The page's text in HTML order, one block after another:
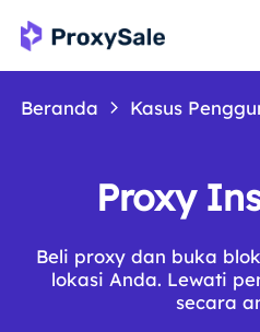
Beranda Kasus
Proxy
Beli proxy dan buka
lokasi Anda. Lewati
secara